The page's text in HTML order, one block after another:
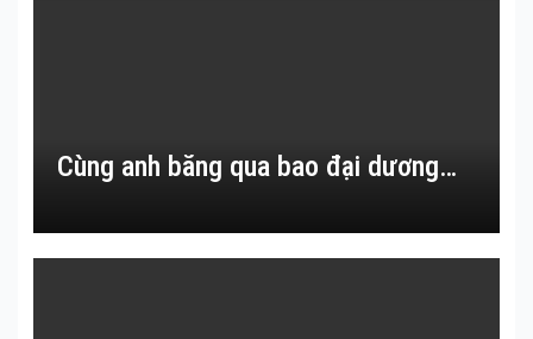
Cùng anh băng qua bao đại dương…